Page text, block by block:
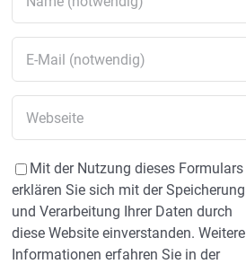
Mit der Nutzung dieses Formulars
erklären Sie sich mit der Speicherung
und Verarbeitung Ihrer Daten durch
diese Website einverstanden. Weitere
Informationen erfahren Sie in der